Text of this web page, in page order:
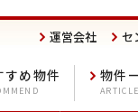
セ
運営会社
物件
ARTICLE
すめ物件